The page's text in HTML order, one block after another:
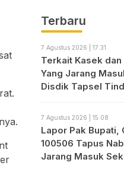
Terbaru
7 Agustus 2026 | 17:31
Terkait Kasek
Yang Jarang
Disdik Tapsel
7 Agustus 2026 | 15:08
Lapor Pak Bupati,
100506 Tapus
Jarang Masuk